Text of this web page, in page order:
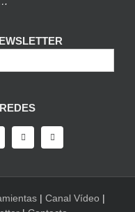
| Canal Vídeo |